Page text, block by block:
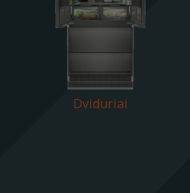
Dviduriai